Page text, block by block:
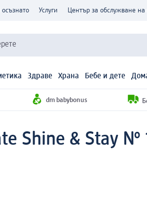
Услуги Център за обслужване на
Здраве Храна Бебе и дете
dm babybonus
Shine & Stay №